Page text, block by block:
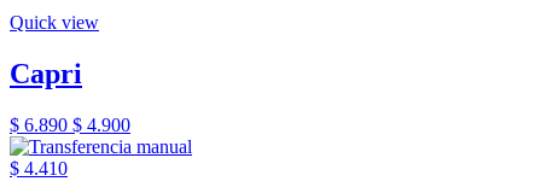
Quick view
Capri
$ 6.890 $ 4.900
$ 4.410